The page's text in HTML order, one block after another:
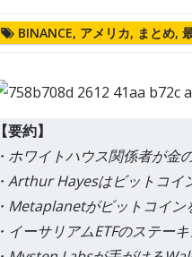
BINANCE, アメリカ, まとめ,
【要約】
・ホワイトハウス関係者が
・Arthur Hayesはビットコ
・Metaplanetがビットコイ
・イーサリアムETFのステー